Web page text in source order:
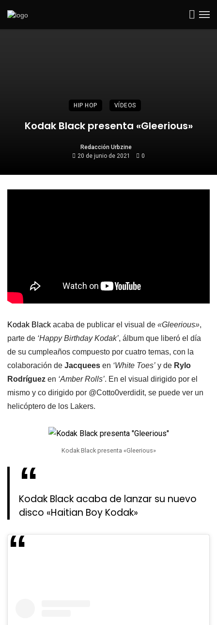
HIP HOP VÍDEOS
Kodak Black presenta «Gleerious»
Redacción Urbzine
20 de junio de 2021
0
Kodak Black acaba de publicar el visual de «Gleerious»,
parte de ‘Happy Birthday Kodak’, álbum que liberó el día
de su cumpleaños compuesto por cuatro temas, con la
colaboración de Jacquees en ‘White Toes’ y de Rylo
Rodríguez en ‘Amber Rolls’. En el visual dirigido por el
mismo y co dirigido por @Cotto0verdidit, se puede ver un
helicóptero de los Lakers.
Kodak Black presenta «Gleerious»
Kodak Black acaba de lanzar su nuevo
disco «Haitian Boy Kodak»